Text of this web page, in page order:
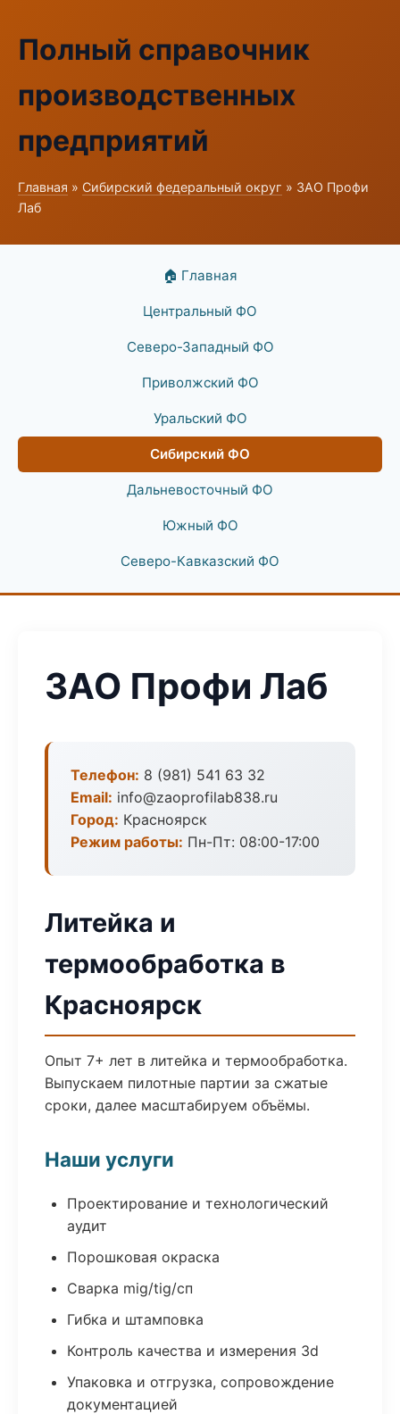
Полный справочник
производственных
предприятий
Главная » Сибирский федеральный округ » ЗАО Профи
Лаб
🏠 Главная
Центральный ФО
Северо-Западный ФО
Приволжский ФО
Уральский ФО
Сибирский ФО
Дальневосточный ФО
Южный ФО
Северо-Кавказский ФО
ЗАО Профи Лаб
Телефон: 8 (981) 541 63 32
Email: info@zaoprofilab838.ru
Город: Красноярск
Режим работы: Пн-Пт: 08:00-17:00
Литейка и
термообработка в
Красноярск
Опыт 7+ лет в литейка и термообработка.
Выпускаем пилотные партии за сжатые
сроки, далее масштабируем объёмы.
Наши услуги
Проектирование и технологический
аудит
Порошковая окраска
Сварка mig/tig/сп
Гибка и штамповка
Контроль качества и измерения 3d
Упаковка и отгрузка, сопровождение
документацией